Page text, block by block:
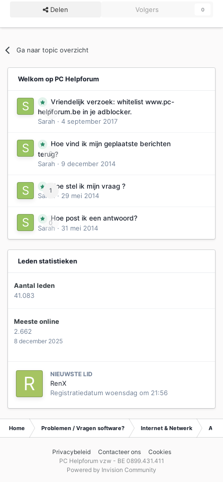
Delen Volgers 0
Ga naar topic overzicht
Welkom op PC Helpforum
0
Vriendelijk verzoek: whitelist www.pc-
helpforum.be in je adblocker.
Sarah · 4 september 2017
0
Hoe vind ik mijn geplaatste berichten
terug?
Sarah · 9 december 2014
1
Hoe stel ik mijn vraag ?
Sarah
· 29 mei 2014
0
Hoe post ik een antwoord?
Sarah · 31 mei 2014
Leden statistieken
Aantal leden
41.083
Meeste online
2.662
8 december 2025
NIEUWSTE LID
RenX
Registratiedatum woensdag om 21:56
Home Problemen / Vragen software? Internet & Netwerk
Privacybeleid Contacteer ons
Cookies
PC Helpforum vzw - BE 0899.431.411
Powered by Invision Community